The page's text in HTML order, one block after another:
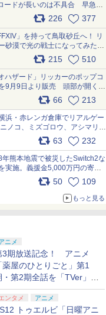
ードが長いのは不具合 早急に
きるよう対応中226 377
」を持って鳥取砂丘へ！ リ
砂漠で光の戦士になってみた
215 510
ハザード」リッカーのポップコ
9月9日より販売 頭部が開く仕
を堪のう「味噌フレーバー」
66 213
浜・赤レンガ倉庫でリアルゲー
ノコ、ミズゴロウ、アシマリ登
場シーンをレポート pic.x.com/LDgEByVl6D
63 232
年熊本地震で被災したSwitch2な
実施。義援金5,000万円の寄付
pic.x.com/BAYsMfUfUC
50 109
もっと見る
ニメ
3期放送記念！ アニメ
薬屋のひとりごと」第1
・第2期全話を「TVer」に
期間限定で順次無料配信開
エンタメ アニメ
トゥエルビ「日曜アニ